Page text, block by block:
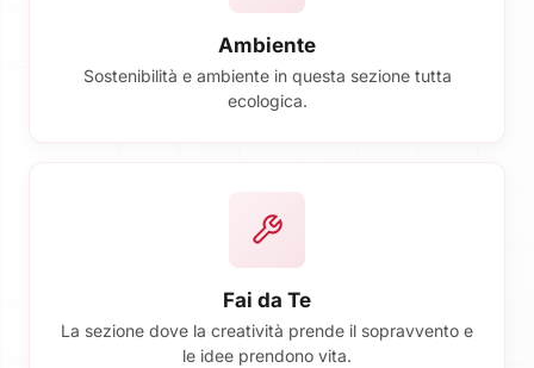
Ambiente
Sostenibilità e ambiente in questa sezione tutta
ecologica.
Fai da Te
La sezione dove la creatività prende il sopravvento e
le idee prendono vita.